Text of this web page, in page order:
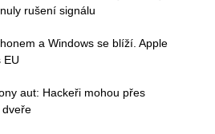
rušení signálu
a Windows se blíží. Apple
EU
aut: Hackeři mohou přes
dveře